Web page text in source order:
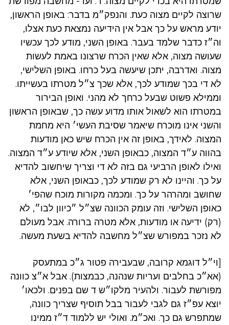
שרוצה לקיים מצוה כעת. והנפק״מ בדבר: באופן הראשון,
יודע מראש על כך אבל אין הידיעה נמצאת כעת אצלו,
וה״ז כדבר שלמד בעבר. באופן השני, מודע לכך עכשיו
שעושה מצוה, אלא שאין הכרח שרצונו באמת לעשות
מצוה. ואדרבה, יתכן שיעשה בעל כרחו. באופן השלישי,
לא די בכך שמודע לכך, אלא שכך צ״ל מטרתו בעשייתו.
וממילא פשוט שבעל כרחך לא מהני. ואופן הבירור
במטרתו הוא לשאול אותו מדוע עשה כך, שבאופן הראשון
והשני אינו מוכרח שיאמר שסיבת העשי׳ היא מחמת
המצוה. לאידך, באופן זה אין הכרח שיש כאן מודעות
בהווה ע״ד המצוה, כבאופן השני, אלא שיודע ע״ד המצוה.
ואילו לאופן הרביעי גם בזה לא די וצריך שיחשוב להדיא
על כך. והיינו לא רק שמודע לכך, כבאופן השני, אלא
שחושב ומהרהר על כך. ומכמה מקורות מוכח שהפי׳
כאופן השלישי. וזה עומק הכוונה שצ״ל ״כיוון לבו״, לא
(רק) ידיעה או מודעות, אלא מטרה ברורה. אבל מעולם
לא נזכר במפורש שצ״ל מחשבה להדיא בשעת מעשה.
[וי״ל דוגמא קרובה, שבעבירה פטור ג״כ במתעסק
(אא״כ בחלבים ועריות שנהנה, כבמצות). אבל א״צ כוונה
מפורשת לעבור. ולהעיר מלקו״ש ד שם בפנים. ולכאו׳
יוצא עפ״ז גם לגבי לעבור בבל תוסיף שצריך כוונה,
שמתפרש גם כך. ואכ״מ. ואולי יש ללמוד ד״ז ממינו